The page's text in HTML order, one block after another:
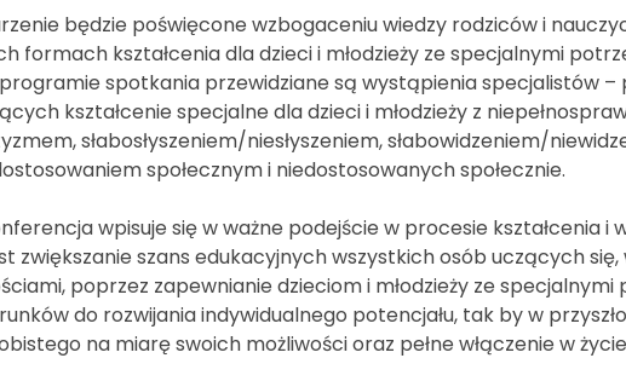
będzie poświęcone wzbogaceniu wiedzy rodziców i
formach kształcenia dla dzieci i młodzieży ze specjalnymi
spotkania przewidziane są wystąpienia specjalistów –
kształcenie specjalne dla dzieci i młodzieży z
słabosłyszeniem/niesłyszeniem, słabowidzeniem/
społecznym i niedostosowanych społecznie.
wpisuje się w ważne podejście w procesie kształcenia i
zwiększanie szans edukacyjnych wszystkich osób uczących się,
poprzez zapewnianie dzieciom i młodzieży ze
do rozwijania indywidualnego potencjału, tak by w
na miarę swoich możliwości oraz pełne włączenie w